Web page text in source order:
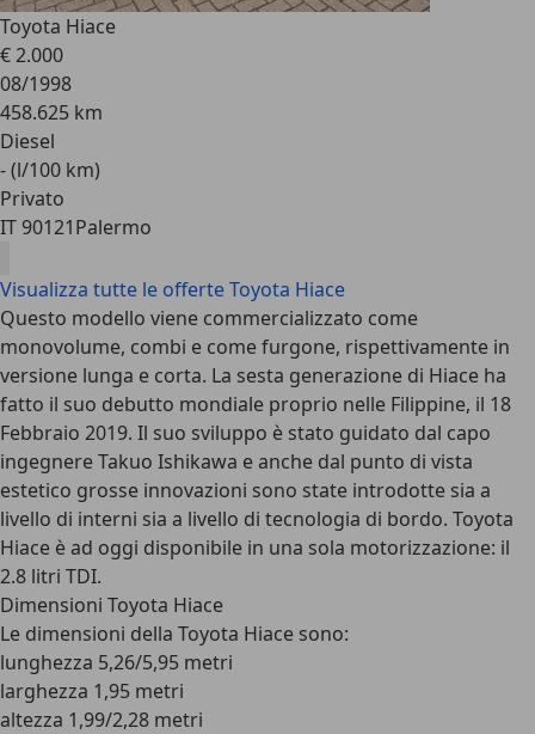
Toyota Hiace
€ 2.000
08/1998
458.625 km
Diesel
- (l/100 km)
Privato
IT 90121Palermo
Visualizza tutte le offerte Toyota Hiace
Questo modello viene commercializzato come
monovolume, combi e come furgone, rispettivamente in
versione lunga e corta. La sesta generazione di Hiace ha
fatto il suo debutto mondiale proprio nelle Filippine, il 18
Febbraio 2019. Il suo sviluppo è stato guidato dal capo
ingegnere Takuo Ishikawa e anche dal punto di vista
estetico grosse innovazioni sono state introdotte sia a
livello di interni sia a livello di tecnologia di bordo. Toyota
Hiace è ad oggi disponibile in una sola motorizzazione: il
2.8 litri TDI.
Dimensioni Toyota Hiace
Le dimensioni della Toyota Hiace sono:
lunghezza 5,26/5,95 metri
larghezza 1,95 metri
altezza 1,99/2,28 metri